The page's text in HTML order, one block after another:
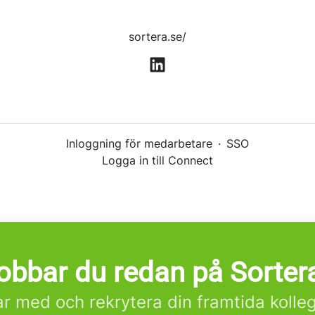
sortera.se/
Inloggning för medarbetare · SSO
Logga in till Connect
du redan på
med och rekrytera din framtida